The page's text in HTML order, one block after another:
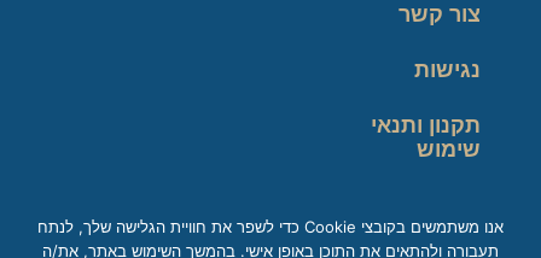
צור קשר
נגישות
תקנון ותנאי
שימוש
אנו משתמשים בקובצי Cookie כדי לשפר את חוויית הגלישה שלך, לנתח
תעבורה ולהתאים את התוכן באופן אישי. בהמשך השימוש באתר, את/ה